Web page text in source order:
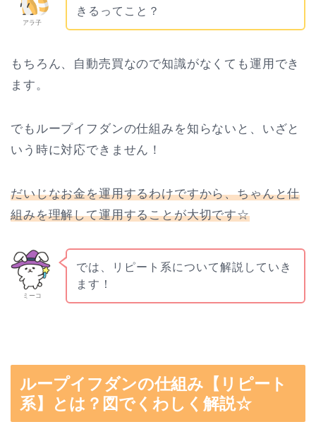
アラ子
きるってこと？
もちろん、自動売買なので知識がなくても運用でき
ます。
でもループイフダンの仕組みを知らないと、いざと
いう時に対応できません！
だいじなお金を運用するわけですから、ちゃんと仕
組みを理解して運用することが大切です☆
ミーコ
では、リピート系について解説していき
ます！
ループイフダンの仕組み【リピート
系】とは？図でくわしく解説☆